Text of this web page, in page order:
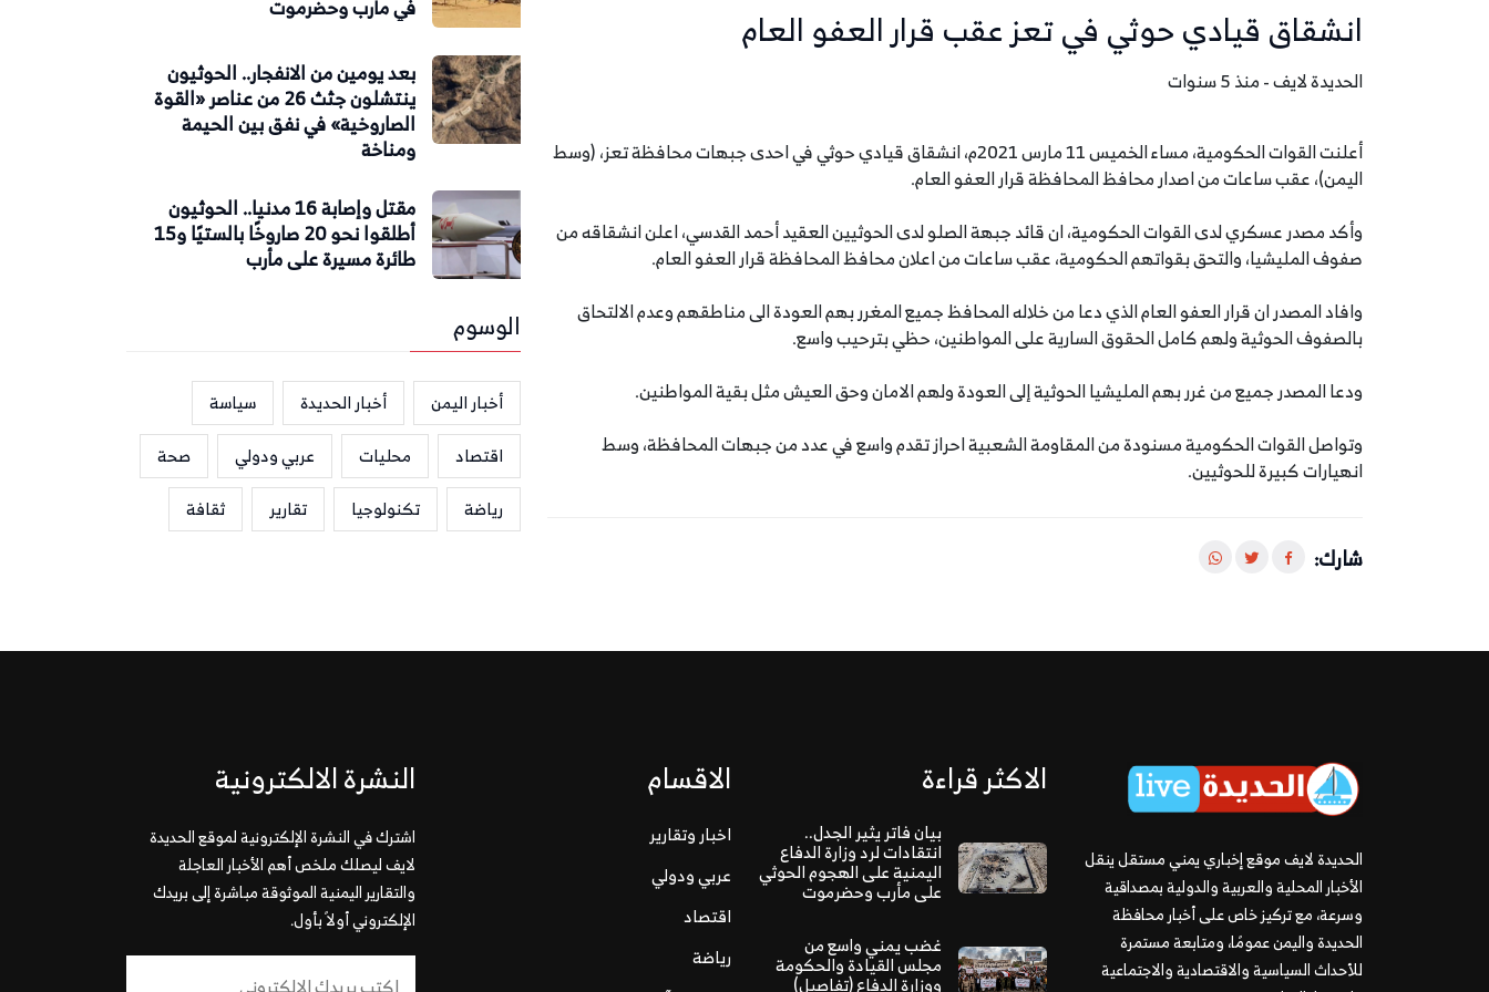
انشقاق قيادي حوثي في تعز عقب قرار العفو العام
الحديدة لايف - منذ 5 سنوات
أعلنت القوات الحكومية، مساء الخميس 11 مارس 2021م، انشقاق قيادي حوثي في احدى جبهات محافظة تعز، (وسط
اليمن)، عقب ساعات من اصدار محافظ المحافظة قرار العفو العام.
وأكد مصدر عسكري لدى القوات الحكومية، ان قائد جبهة الصلو لدى الحوثيين العقيد أحمد القدسي، اعلن انشقاقه من
صفوف المليشيا، والتحق بقواتهم الحكومية، عقب ساعات من اعلان محافظ المحافظة قرار العفو العام.
وافاد المصدر ان قرار العفو العام الذي دعا من خلاله المحافظ جميع المغرر بهم العودة الى مناطقهم وعدم الالتحاق
بالصفوف الحوثية ولهم كامل الحقوق السارية على المواطنين، حظي بترحيب واسع.
ودعا المصدر جميع من غرر بهم المليشيا الحوثية إلى العودة ولهم الامان وحق العيش مثل بقية المواطنين.
وتواصل القوات الحكومية مسنودة من المقاومة الشعبية احراز تقدم واسع في عدد من جبهات المحافظة، وسط
انهيارات كبيرة للحوثيين.
شارك:
في مأرب وحضرموت
بعد يومين من الانفجار.. الحوثيون
ينتشلون جثث 26 من عناصر «القوة
الصاروخية» في نفق بين الحيمة
ومناخة
مقتل وإصابة 16 مدنيا.. الحوثيون
أطلقوا نحو 20 صاروخًا بالستيًا و15
طائرة مسيرة على مأرب
الوسوم
أخبار اليمن أخبار الحديدة
سياسة
اقتصاد
محليات عربي ودولي
صحة
رياضة
تكنولوجيا تقارير ثقافة
الحديدة لايف موقع إخباري يمني مستقل ينقل
الأخبار المحلية والعربية والدولية بمصداقية
وسرعة، مع تركيز خاص على أخبار محافظة
الحديدة واليمن عمومًا، ومتابعة مستمرة
للأحداث السياسية والاقتصادية والاجتماعية
الاكثر قراءة
بيان فاتر يثير الجدل..
انتقادات لرد وزارة الدفاع
اليمنية على الهجوم الحوثي
على مأرب وحضرموت
غضب يمني واسع من
مجلس القيادة والحكومة
ووزارة الدفاع (تفاصيل)
الاقسام
اخبار وتقارير
عربي ودولي
اقتصاد
رياضة
النشرة الالكترونية
اشترك في النشرة الإلكترونية لموقع الحديدة
لايف ليصلك ملخص أهم الأخبار العاجلة
والتقارير اليمنية الموثوقة مباشرة إلى بريدك
الإلكتروني أولاً بأول.